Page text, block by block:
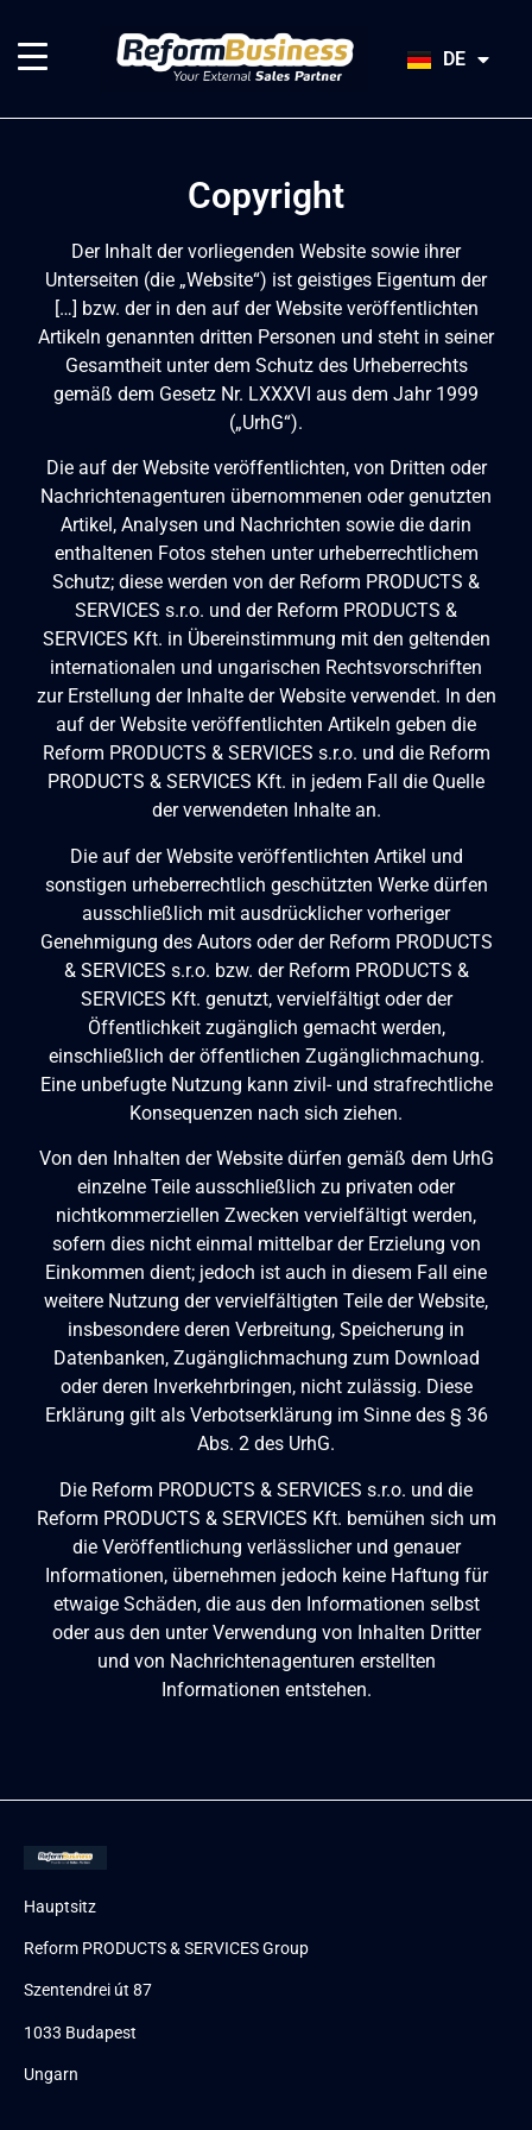
DE
JA
Copyright
Der Inhalt der vorliegenden Website sowie ihrer
Unterseiten (die „Website“) ist geistiges Eigentum der
[…] bzw. der in den auf der Website veröffentlichten
Artikeln genannten dritten Personen und steht in seiner
Gesamtheit unter dem Schutz des Urheberrechts
gemäß dem Gesetz Nr. LXXXVI aus dem Jahr 1999
(„UrhG“).
Die auf der Website veröffentlichten, von Dritten oder
Nachrichtenagenturen übernommenen oder genutzten
Artikel, Analysen und Nachrichten sowie die darin
enthaltenen Fotos stehen unter urheberrechtlichem
Schutz; diese werden von der Reform PRODUCTS &
SERVICES s.r.o. und der Reform PRODUCTS &
SERVICES Kft. in Übereinstimmung mit den geltenden
internationalen und ungarischen Rechtsvorschriften
zur Erstellung der Inhalte der Website verwendet. In den
auf der Website veröffentlichten Artikeln geben die
Reform PRODUCTS & SERVICES s.r.o. und die Reform
PRODUCTS & SERVICES Kft. in jedem Fall die Quelle
der verwendeten Inhalte an.
Die auf der Website veröffentlichten Artikel und
sonstigen urheberrechtlich geschützten Werke dürfen
ausschließlich mit ausdrücklicher vorheriger
Genehmigung des Autors oder der Reform PRODUCTS
& SERVICES s.r.o. bzw. der Reform PRODUCTS &
SERVICES Kft. genutzt, vervielfältigt oder der
Öffentlichkeit zugänglich gemacht werden,
einschließlich der öffentlichen Zugänglichmachung.
Eine unbefugte Nutzung kann zivil- und strafrechtliche
Konsequenzen nach sich ziehen.
Von den Inhalten der Website dürfen gemäß dem UrhG
einzelne Teile ausschließlich zu privaten oder
nichtkommerziellen Zwecken vervielfältigt werden,
sofern dies nicht einmal mittelbar der Erzielung von
Einkommen dient; jedoch ist auch in diesem Fall eine
weitere Nutzung der vervielfältigten Teile der Website,
insbesondere deren Verbreitung, Speicherung in
Datenbanken, Zugänglichmachung zum Download
oder deren Inverkehrbringen, nicht zulässig. Diese
Erklärung gilt als Verbots­erklärung im Sinne des § 36
Abs. 2 des UrhG.
Die Reform PRODUCTS & SERVICES s.r.o. und die
Reform PRODUCTS & SERVICES Kft. bemühen sich um
die Veröffentlichung verlässlicher und genauer
Informationen, übernehmen jedoch keine Haftung für
etwaige Schäden, die aus den Informationen selbst
oder aus den unter Verwendung von Inhalten Dritter
und von Nachrichtenagenturen erstellten
Informationen entstehen.
Hauptsitz
Reform PRODUCTS & SERVICES Group
Szentendrei út 87
1033 Budapest
Ungarn